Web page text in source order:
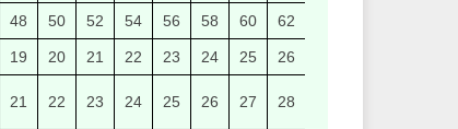
48 50 52 54 56 58 60
62
19 20 21 22 23 24 25
26
21 22 23 24 25 26 27 28